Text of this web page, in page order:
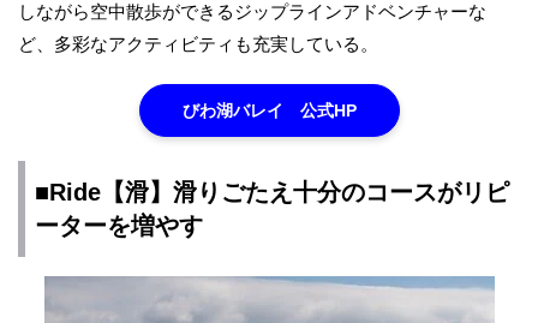
しながら空中散歩ができるジップラインアドベンチャーな
ど、多彩なアクティビティも充実している。
びわ湖バレイ 公式HP
■Ride【滑】滑りごたえ十分のコースがリピ
ーターを増やす